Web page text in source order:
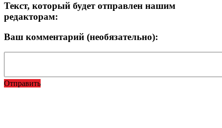
Текст, который будет отправлен нашим
редакторам:
Ваш комментарий (необязательно):
Отправить